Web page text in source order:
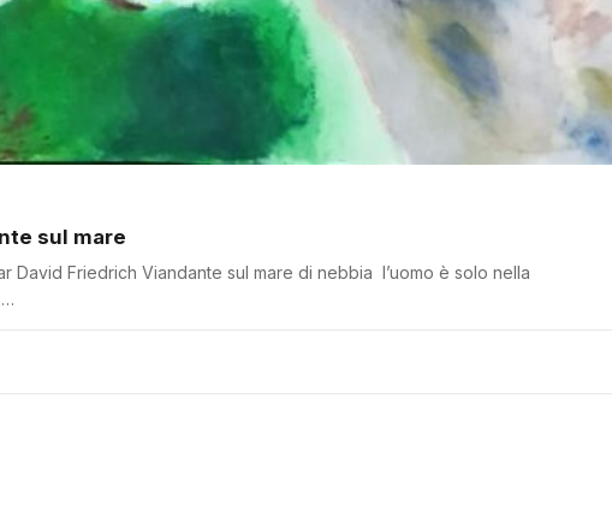
sul mare
David Friedrich Viandante sul mare di nebbia l’uomo è solo nella